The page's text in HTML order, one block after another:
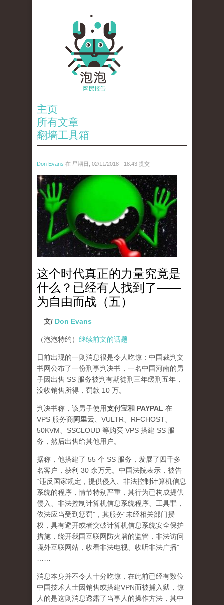
主页
所有文章
翻墙工具箱
Don Evans 在 星期日, 02/11/2018 - 18:43 提交
wechatimg1429.jpeg
这个时代真正的力量究竟是
什么？已经有人找到了——
为自由而战（五）
文/ Don Evans
（泡泡特约） 继续前文的话题——
日前出现的一则消息很是令人吃惊：中国裁判文
书网公布了一份刑事判决书，一名中国河南的男
子因出售 SS 服务被判有期徒刑三年缓刑五年，
没收销售所得，罚款 10 万。
判决书称，该男子使用支付宝和 PAYPAL 在
VPS 服务商阿里云 、VULTR、RFCHOST、
50KVM、SSCLOUD 等购买 VPS 搭建 SS 服
务，然后出售给其他用户。
据称，他搭建了 55 个 SS 服务，发展了四千多
名客户，获利 30 余万元。中国法院表示，被告
“违反国家规定，提供侵入、非法控制计算机信息
系统的程序，情节特别严重，其行为已构成提供
侵入、非法控制计算机信息系统程序、工具罪，
依法应当受到惩罚”，其服务“未经相关部门授
权，具有避开或者突破计算机信息系统安全保护
措施，绕开我国互联网防火墙的监管，非法访问
境外互联网站，收看非法电视、收听非法广播”
消息本身并不令人十分吃惊，在此前已经有数位
中国技术人士因销售或搭建VPN而被捕入狱，惊
人的是这则消息透露了当事人的操作方法，其中